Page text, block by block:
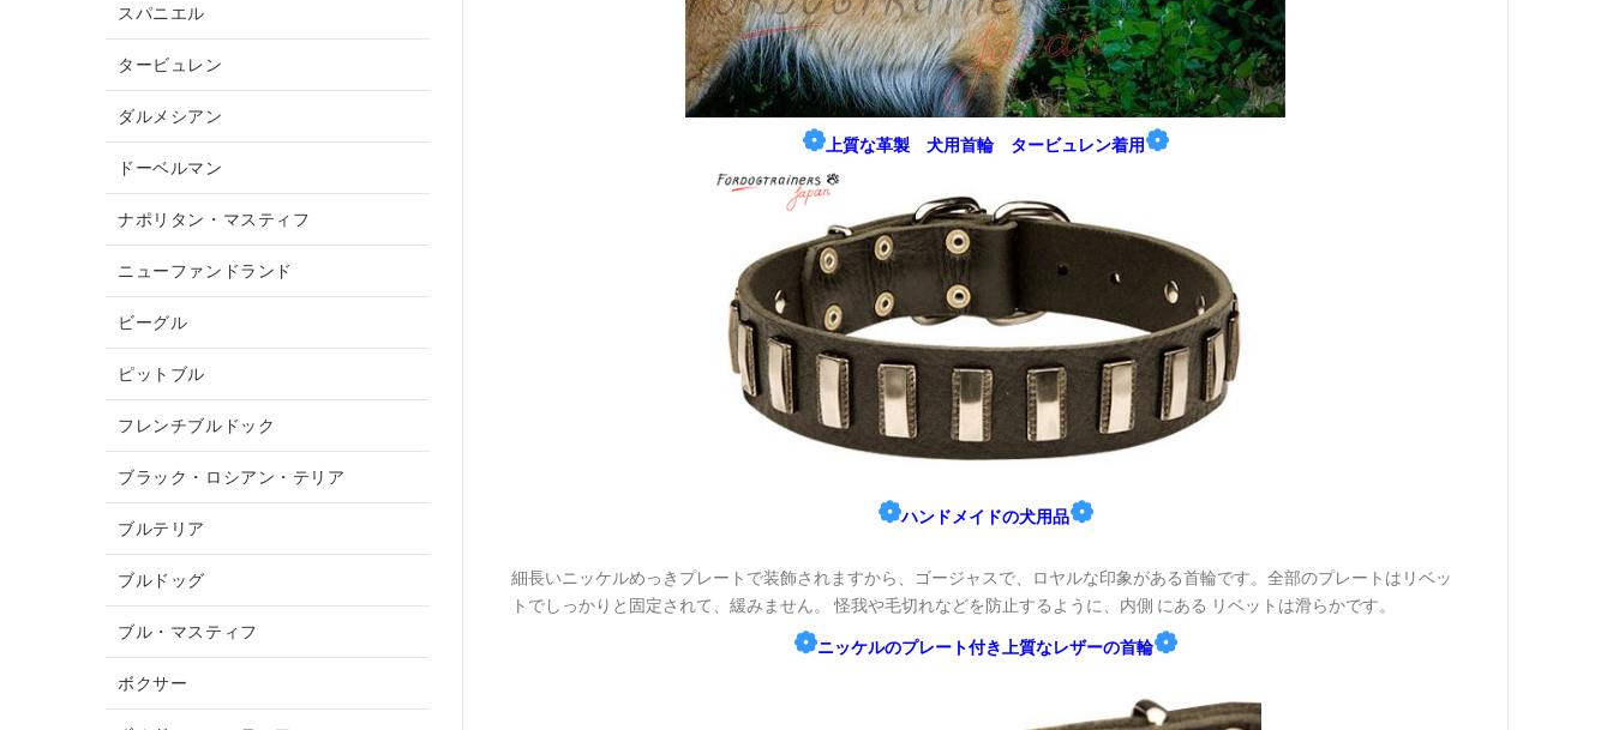
❁上質な革製 犬用首輪 タービュレン着用❁
❁ハンドメイドの犬用品❁
細長いニッケルめっきプレートで装飾されますから、ゴージャスで、ロヤルな印象がある首輪です。全部のプレートはリベッ
トでしっかりと固定されて、緩みません。 怪我や毛切れなどを防止するように、内側 にある リベットは滑らかです。
❁ニッケルのプレート付き上質なレザーの首輪❁
スパニエル
タービュレン
ダルメシアン
ドーベルマン
ナポリタン・マスティフ
ニューファンドランド
ビーグル
ピットブル
フレンチブルドック
ブラック・ロシアン・テリア
ブルテリア
ブルドッグ
ブル・マスティフ
ボクサー